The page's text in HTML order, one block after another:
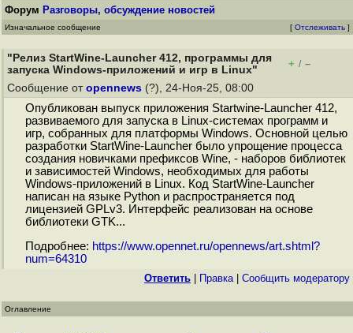
Форум Разговоры, обсуждение новостей
Изначальное сообщение [ Отслеживать ]
"Релиз StartWine-Launcher 412, программы для
запуска Windows-приложений и игр в Linux"
+ / –
Сообщение от opennews (?), 24-Ноя-25, 08:00
Опубликован выпуск приложения Startwine-Launcher 412,
развиваемого для запуска в Linux-системах программ и
игр, собранных для платформы Windows. Основной целью
разработки StartWine-Launcher было упрощение процесса
создания новичками префиксов Wine, - наборов библиотек
и зависимостей Windows, необходимых для работы
Windows-приложений в Linux. Код StartWine-Launcher
написан на языке Python и распространяется под
лицензией GPLv3. Интерфейс реализован на основе
библиотеки GTK...
Подробнее: https://www.opennet.ru/opennews/art.shtml?
num=64310
Ответить Правка| Cообщить модератору
Оглавление